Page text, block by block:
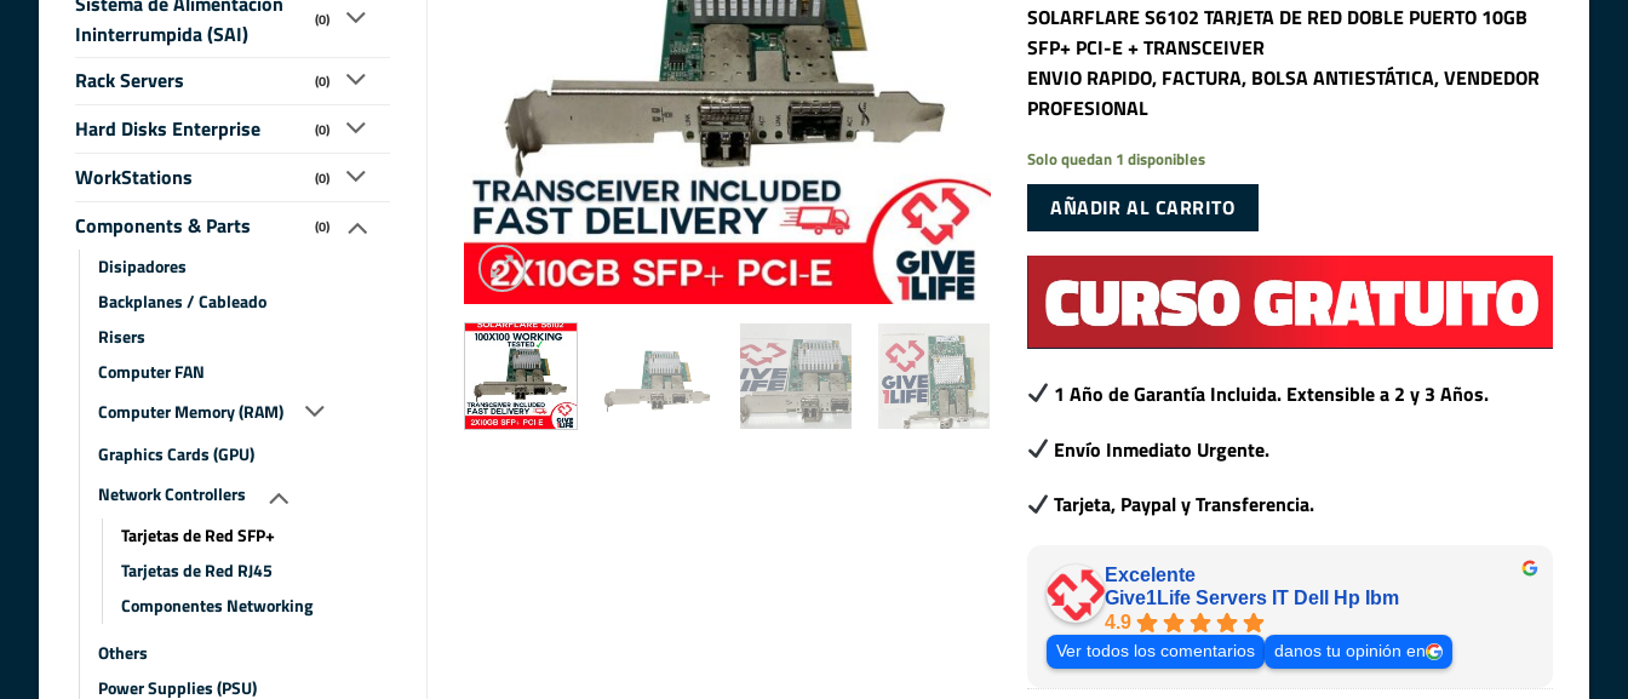
Ininterrumpida (SAI)
(0)
Rack Servers (0)
Hard Disks Enterprise (0)
WorkStations (0)
Components & Parts (0)
Disipadores
Backplanes / Cableado
Risers
Computer FAN
Computer Memory (RAM)
Graphics Cards (GPU)
Network Controllers
Tarjetas de Red SFP+
Tarjetas de Red RJ45
Componentes Networking
Others
Power Supplies (PSU)
SOLARFLARE S6102 TARJETA DE RED DOBLE PUERTO 10GB
SFP+ PCI-E + TRANSCEIVER
ENVIO RAPIDO, FACTURA, BOLSA ANTIESTÁTICA, VENDEDOR
PROFESIONAL
Solo quedan 1 disponibles
AÑADIR AL CARRITO
1 Año de Garantía Incluida. Extensible a 2 y 3 Años.
Envío Inmediato Urgente.
Tarjeta, Paypal y Transferencia.
Excelente
Give1Life Servers IT Dell Hp Ibm
4.9
Ver todos los comentarios danos tu opinión en